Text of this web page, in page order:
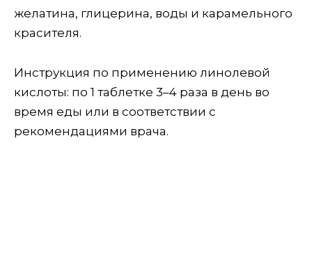
желатина, глицерина, воды и карамельного
красителя.
Инструкция по применению линолевой
кислоты: по 1 таблетке 3–4 раза в день во
время еды или в соответствии с
рекомендациями врача.